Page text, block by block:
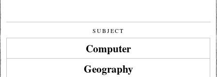
SUBJECT
Computer
Geography